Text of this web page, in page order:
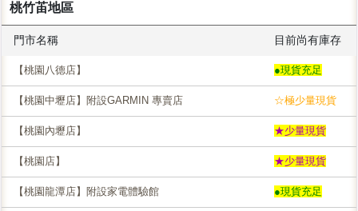
桃竹苖地區
門市名稱 目前尚有庫存
【桃園八德店】 ●現貨充足
【桃園中壢店】附設GARMIN 專賣店 ☆極少量現貨
【桃園內壢店】 ★少量現貨
【桃園店】 ★少量現貨
【桃園龍潭店】附設家電體驗館 ●現貨充足